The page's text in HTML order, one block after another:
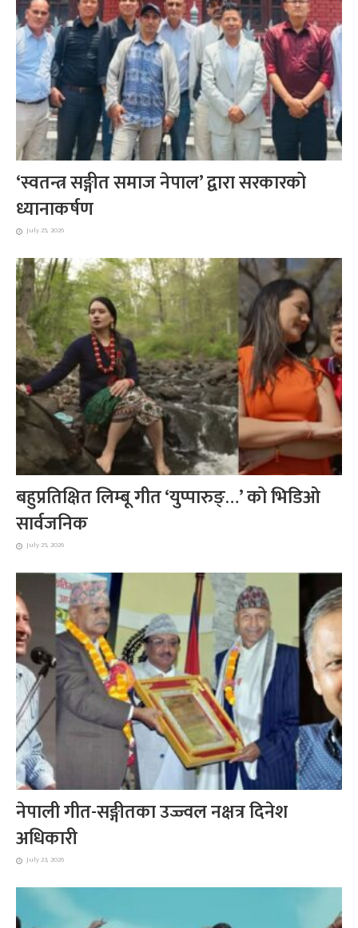
‘स्वतन्त्र सङ्गीत समाज नेपाल’ द्वारा सरकारको
ध्यानाकर्षण
July 25, 2026
बहुप्रतिक्षित लिम्बू गीत ‘युप्पारुङ्…’ को भिडिओ
सार्वजनिक
July 25, 2026
नेपाली गीत-सङ्गीतका उज्ज्वल नक्षत्र दिनेश
अधिकारी
July 23, 2026